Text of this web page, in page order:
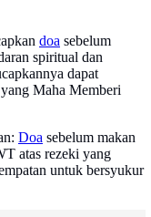
doa sebelum
spiritual dan
dapat
Maha Memberi
Doa sebelum makan
atas rezeki yang
untuk bersyukur